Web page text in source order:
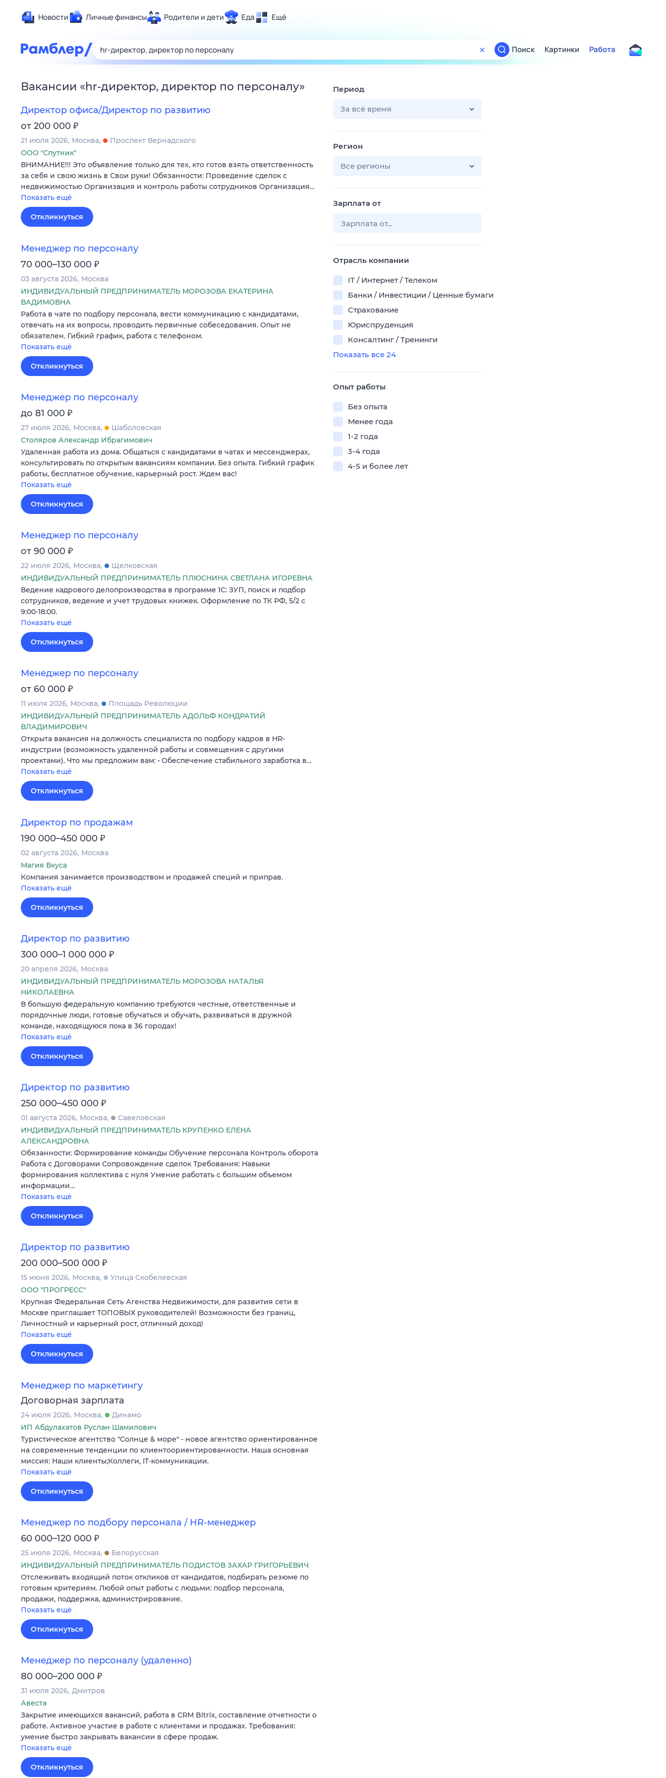
Новости Личные финансы Родители и дети Еда Ещё
Здоровье
Развлечения и отдых
Спорт
Карьера
Сберегаем вместе
Гороскопы
Поиск
ТВ-программа
Поиск Картинки Работа
Вакансии «hr-директор, директор по персоналу»
Директор офиса/Директор по развитию
от 200 000 ₽
21 июля 2026 Москва
Проспект Вернадского
ООО "Спутник"
ВНИМАНИЕ!!! Это объявление только для тех, кто готов взять ответственность
за себя и свою жизнь в Свои руки! Обязанности: Проведение сделок с
недвижимостью Организация и контроль работы сотрудников Организация…
Показать ещё
Откликнуться
Менеджер по персоналу
70 000–130 000 ₽
03 августа 2026 Москва
ИНДИВИДУАЛЬНЫЙ ПРЕДПРИНИМАТЕЛЬ МОРОЗОВА ЕКАТЕРИНА
ВАДИМОВНА
Работа в чате по подбору персонала, вести коммуникацию с кандидатами,
отвечать на их вопросы, проводить первичные собеседования. Опыт не
обязателен. Гибкий график, работа с телефоном.
Показать ещё
Откликнуться
Менеджер по персоналу
до 81 000 ₽
27 июля 2026 Москва
Шаболовская
Столяров Александр Ибрагимович
Удаленная работа из дома. Общаться с кандидатами в чатах и мессенджерах,
консультировать по открытым вакансиям компании. Без опыта. Гибкий график
работы, бесплатное обучение, карьерный рост. Ждем вас!
Показать ещё
Откликнуться
Менеджер по персоналу
от 90 000 ₽
22 июля 2026 Москва
Щелковская
ИНДИВИДУАЛЬНЫЙ ПРЕДПРИНИМАТЕЛЬ ПЛЮСНИНА СВЕТЛАНА ИГОРЕВНА
Ведение кадрового делопроизводства в программе 1С: ЗУП, поиск и подбор
сотрудников, ведение и учет трудовых книжек. Оформление по ТК РФ, 5/2 с
9:00-18:00.
Показать ещё
Откликнуться
Менеджер по персоналу
от 60 000 ₽
11 июля 2026 Москва
Площадь Революции
ИНДИВИДУАЛЬНЫЙ ПРЕДПРИНИМАТЕЛЬ АДОЛЬФ КОНДРАТИЙ
ВЛАДИМИРОВИЧ
Открыта вакансия на должность специалиста по подбору кадров в HR-
индустрии (возможность удаленной работы и совмещения с другими
проектами). Что мы предложим вам: • Обеспечение стабильного заработка в…
Показать ещё
Откликнуться
Директор по продажам
190 000–450 000 ₽
02 августа 2026 Москва
Магия Вкуса
Компания занимается производством и продажей специй и приправ.
Показать ещё
Откликнуться
Директор по развитию
300 000–1 000 000 ₽
20 апреля 2026 Москва
ИНДИВИДУАЛЬНЫЙ ПРЕДПРИНИМАТЕЛЬ МОРОЗОВА НАТАЛЬЯ
НИКОЛАЕВНА
В большую федеральную компанию требуются честные, ответственные и
порядочные люди, готовые обучаться и обучать, развиваться в дружной
команде, находящуюся пока в 36 городах!
Показать ещё
Откликнуться
Директор по развитию
250 000–450 000 ₽
01 августа 2026 Москва
Савеловская
ИНДИВИДУАЛЬНЫЙ ПРЕДПРИНИМАТЕЛЬ КРУПЕНКО ЕЛЕНА
АЛЕКСАНДРОВНА
Обязанности: Формирование команды Обучение персонала Контроль оборота
Работа с Договорами Сопровождение сделок Требования: Навыки
формирования коллектива с нуля Умение работать с большим объемом
информации…
Показать ещё
Откликнуться
Директор по развитию
200 000–500 000 ₽
15 июня 2026 Москва
Улица Скобелевская
ООО "ПРОГРЕСС"
Крупная Федеральная Сеть Агенства Недвижимости, для развития сети в
Москве приглашает ТОПОВЫХ руководителей! Возможности без границ,
Личностный и карьерный рост, отличный доход!
Показать ещё
Откликнуться
Менеджер по маркетингу
Договорная зарплата
24 июля 2026 Москва
Динамо
ИП Абдулахатов Руслан Шамилович
Туристическое агентство "Солнце & море" - новое агентство ориентированное
на современные тенденции по клиентоориентированности. Наша основная
миссия: Наши клиенты;Коллеги, IT-коммуникации.
Показать ещё
Откликнуться
Менеджер по подбору персонала / HR-менеджер
60 000–120 000 ₽
25 июля 2026 Москва
Белорусская
ИНДИВИДУАЛЬНЫЙ ПРЕДПРИНИМАТЕЛЬ ПОДИСТОВ ЗАХАР ГРИГОРЬЕВИЧ
Отслеживать входящий поток откликов от кандидатов, подбирать резюме по
готовым критериям. Любой опыт работы с людьми: подбор персонала,
продажи, поддержка, администрирование.
Показать ещё
Откликнуться
Менеджер по персоналу (удаленно)
80 000–200 000 ₽
31 июля 2026 Дмитров
Авеста
Закрытие имеющихся вакансий, работа в CRM Bitrix, составление отчетности о
работе. Активное участие в работе с клиентами и продажах. Требования:
умение быстро закрывать вакансии в сфере продаж.
Показать ещё
Откликнуться
Период
За всё время
Регион
Все регионы
Зарплата от
Отрасль компании
IT / Интернет / Телеком
Банки / Инвестиции / Ценные бумаги
Страхование
Юриспруденция
Консалтинг / Тренинги
Показать все 24
Опыт работы
Без опыта
Менее года
1-2 года
3-4 года
4-5 и более лет